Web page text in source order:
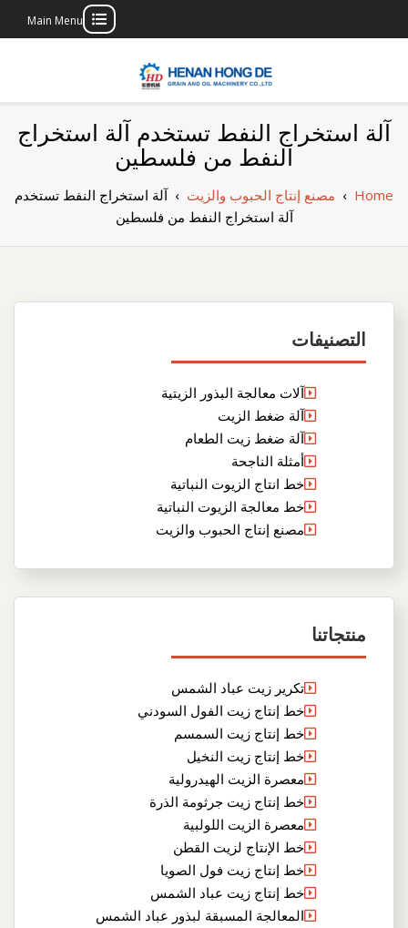
Main Menu
بناء مصنع إنتاج
الزيوت النباتية
الخاص بك
آلة استخراج النفط تستخدم آلة استخراج
النفط من فلسطين
Home
› مصنع إنتاج الحبوب والزيت ›آلة استخراج النفط تستخدم
آلة استخراج النفط من فلسطين
التصنيفات
آلات معالجة البذور الزيتية
آلة ضغط الزيت
آلة ضغط زيت الطعام
أمثلة الناجحة
خط انتاج الزيوت النباتية
خط معالجة الزيوت النباتية
مصنع إنتاج الحبوب والزيت
منتجاتنا
تكرير زيت عباد الشمس
خط إنتاج زيت الفول السودني
خط إنتاج زيت السمسم
خط إنتاج زيت النخيل
معصرة الزيت الهيدرولية
خط إنتاج زيت جرثومة الذرة
معصرة الزيت اللولبية
خط الإنتاج لزيت القطن
خط إنتاج زيت فول الصويا
خط إنتاج زيت عباد الشمس
المعالجة المسبقة لبذور عباد الشمس